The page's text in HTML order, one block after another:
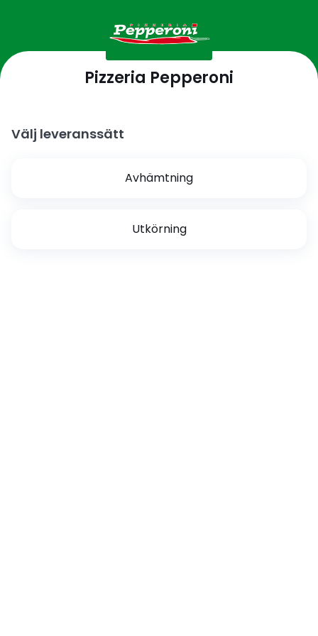
Pizzeria Pepperoni
Välj leveranssätt
Avhämtning
Utkörning